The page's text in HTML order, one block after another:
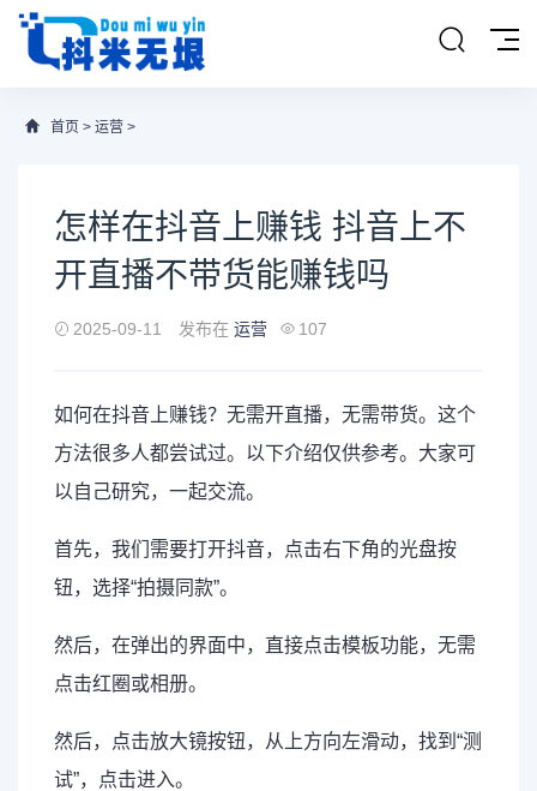
首页 > 运营 >
怎样在抖音上赚钱 抖音上不
开直播不带货能赚钱吗
2025-09-11 发布在 运营 107
如何在抖音上赚钱？无需开直播，无需带货。这个
方法很多人都尝试过。以下介绍仅供参考。大家可
以自己研究，一起交流。
首先，我们需要打开抖音，点击右下角的光盘按
钮，选择“拍摄同款”。
然后，在弹出的界面中，直接点击模板功能，无需
点击红圈或相册。
然后，点击放大镜按钮，从上方向左滑动，找到“测
试”，点击进入。